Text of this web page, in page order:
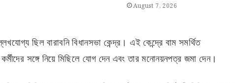
August 7, 2026
ছিল বারাবনি বিধানসভা কেন্দ্র। এই কেন্দ্রে বাম সমর্থিত
সঙ্গে নিয়ে মিছিলে যোগ দেন এবং তার মনোনয়নপত্র জমা দেন।